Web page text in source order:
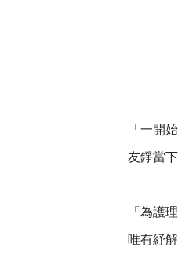
「一開
友錚當
「為護
唯有紓